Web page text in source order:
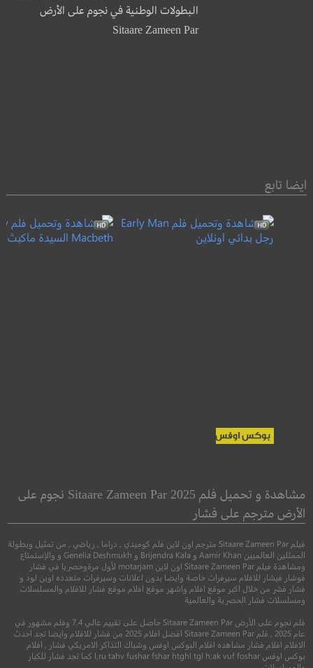
البطولات الوطنية في نجوم على الأرض
Sitaare Zameen Par
ايضا تابع
رجل بدائي السيدة ماكبث
مشاهدة و تحميل فلم Sitaare Zameen Par 2025 نجوم على
الأرض مترجم على فشار
فيلم Sitaare Zameen Par مترجم اون لاين فلم كوميدي , دراما , رياضي , من تمثيل وبطولة
الممثلين العالميين Aamir Khan و Brijendra Kala و Genelia Deshmukh و والإستمتاع
ومشاهدة فيلم Sitaare Zameen Par اون لاين motarjam لأول مرةوحصريا في فشار
فوشار فيشار للافلام سيرفرات خاصة وايضا بدون اعلانات وسيرفرات متعدده اوبن لود و
فشار فشر من خلال اكبر موقع افلام واشهر موقع افلام موقع فشار للافلام والمسلسلات
ومسلسلات فشار الحصرية والعالمية
فلم نجوم على الأرض Sitaare Zameen Par حاصل على تقييم عالي 7.4 وفلم مشهور في
عام 2025 , فلم Sitaare Zameen Par افضل افلام 2025 من فشار للافلام وايضا تجد احدث
الافلام افلام فشار مشاهده افلام البوكس اوفس وشباك التذاكر الامريكي فشار , افلام
بوكس اوفس l,ru tahv fushar fshar htghl tgl h;ak vuf foshar كما تجد فشار للكبار